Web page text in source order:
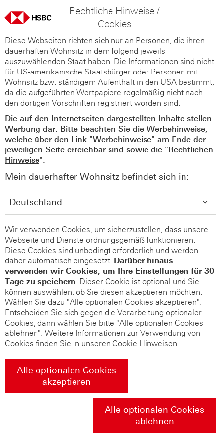
Rechtliche Hinweise /
Cookies
Diese Webseiten richten sich nur an Personen, die ihren
dauerhaften Wohnsitz in dem folgend jeweils
auszuwählenden Staat haben. Die Informationen sind nicht
für US-amerikanische Staatsbürger oder Personen mit
Wohnsitz bzw. ständigem Aufenthalt in den USA bestimmt,
da die aufgeführten Wertpapiere regelmäßig nicht nach
den dortigen Vorschriften registriert worden sind.
Die auf den Internetseiten dargestellten Inhalte stellen
Werbung dar. Bitte beachten Sie die Werbehinweise,
welche über den Link "Werbehinweise" am Ende der
jeweiligen Seite erreichbar sind sowie die "Rechtlichen
Hinweise".
Mein dauerhafter Wohnsitz befindet sich in:
Wir verwenden Cookies, um sicherzustellen, dass unsere
Webseite und Dienste ordnungsgemäß funktionieren.
Diese Cookies sind unbedingt erforderlich und werden
daher automatisch eingesetzt. Darüber hinaus
verwenden wir Cookies, um Ihre Einstellungen für 30
Tage zu speichern. Dieser Cookie ist optional und Sie
können auswählen, ob Sie diesen akzeptieren möchten.
Wählen Sie dazu "Alle optionalen Cookies akzeptieren".
Entscheiden Sie sich gegen die Verarbeitung optionaler
Cookies, dann wählen Sie bitte "Alle optionalen Cookies
ablehnen". Weitere Informationen zur Verwendung von
Cookies finden Sie in unseren Cookie Hinweisen.
Alle optionalen Cookies
akzeptieren
Alle optionalen Cookies
ablehnen